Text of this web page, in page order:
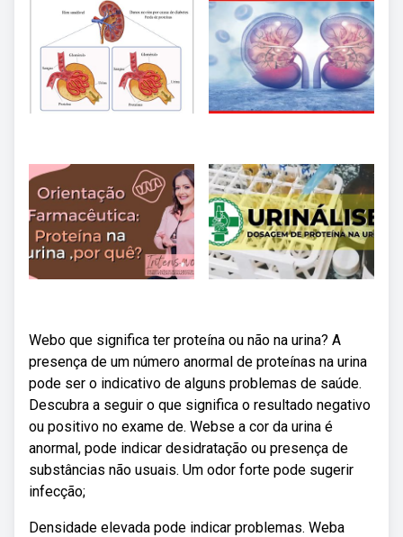
Webo que significa ter proteína ou não na urina? A
presença de um número anormal de proteínas na urina
pode ser o indicativo de alguns problemas de saúde.
Descubra a seguir o que significa o resultado negativo
ou positivo no exame de. Webse a cor da urina é
anormal, pode indicar desidratação ou presença de
substâncias não usuais. Um odor forte pode sugerir
infecção;
Densidade elevada pode indicar problemas. Weba